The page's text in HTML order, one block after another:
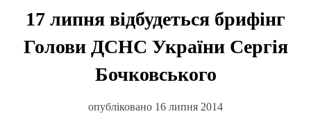
17 липня відбудеться брифінг
Голови ДСНС України Сергія
Бочковського
опубліковано 16 липня 2014